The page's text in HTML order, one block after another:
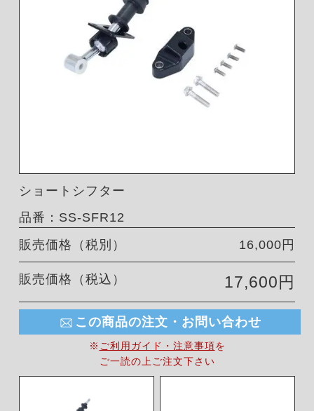
ショートシフター
品番：SS-SFR12
販売価格（税別）
16,000円
販売価格（税込） 17,600円
この商品の注文・お問い合わせ
※ ご利用ガイド・注意事項を
ご一読の上ご注文下さい